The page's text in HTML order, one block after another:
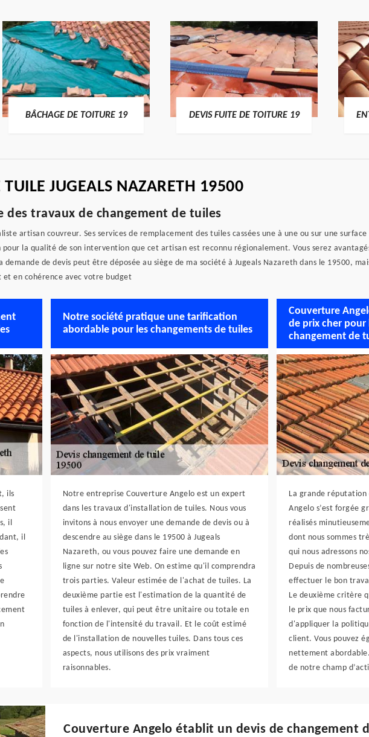
BÂCHAGE DE TOITURE 19 DEVIS FUITE DE TOITURE 19
JUGEALS NAZARETH 19500
des travaux de changement de tuiles
artisan couvreur. Ses services de remplacement des tuiles cassées une à une ou sur une
pour la qualité de son intervention que cet artisan est reconnu régionalement. Vous serez
de devis peut être déposée au siège de ma société à Jugeals Nazareth dans le 19500,
et en cohérence avec votre budget
ils
il
il
Notre société pratique une tarification
abordable pour les changements de tuiles
Notre entreprise Couverture Angelo est un expert
dans les travaux d'installation de tuiles. Nous vous
invitons à nous envoyer une demande de devis ou à
descendre au siège dans le 19500 à Jugeals
Nazareth, ou vous pouvez faire une demande en
ligne sur notre site Web. On estime qu'il comprendra
trois parties. Valeur estimée de l'achat de tuiles. La
deuxième partie est l'estimation de la quantité de
tuiles à enlever, qui peut être unitaire ou totale en
fonction de l'intensité du travail. Et le coût estimé
de l'installation de nouvelles tuiles. Dans tous ces
aspects, nous utilisons des prix vraiment
raisonnables.
Couverture
de prix cher pour
changement de
La grande
Angelo s’est forgée
réalisés
dont nous sommes
qui nous adressons
Depuis de
effectuer le bon
Le deuxième critère
le prix que nous
d'appliquer la
client. Vous pouvez
nettement
de notre champ
Couverture Angelo établit un devis de changement